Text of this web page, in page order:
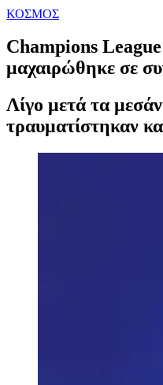
ΚΟΣΜΟΣ
Champions
μαχαιρώθηκε σε
Λίγο μετά τα
τραυματίστηκαν